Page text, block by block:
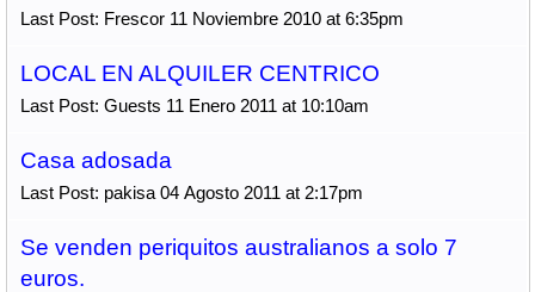
Last Post: Frescor 11 Noviembre 2010 at 6:35pm
LOCAL EN ALQUILER CENTRICO
Last Post: Guests 11 Enero 2011 at 10:10am
Casa adosada
Last Post: pakisa 04 Agosto 2011 at 2:17pm
Se venden periquitos australianos a solo 7
euros.